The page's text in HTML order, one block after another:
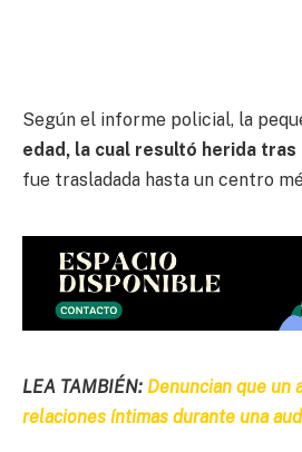
Según el informe policial, la
edad, la cual resultó herida tras
fue trasladada hasta un centro
LEA TAMBIÉN: Denuncian que un
relaciones íntimas durante una